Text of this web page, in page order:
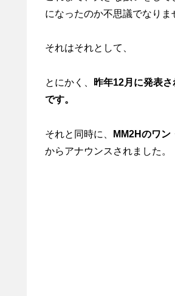
になったのか不思議でなりま
それはそれとして、
とにかく、
昨年12月に発表
です。
それと同時に、 MM2Hのワ
からアナウンスされました。